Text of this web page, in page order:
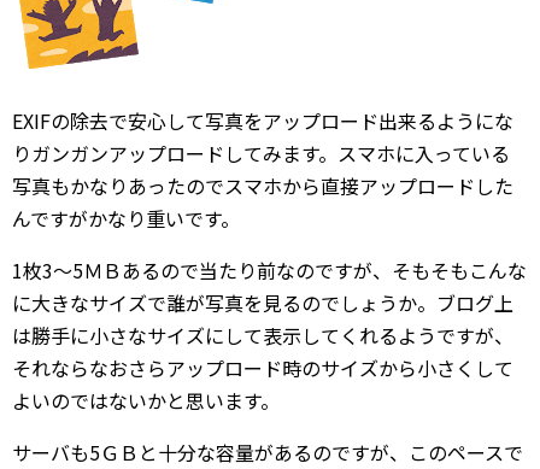
EXIFの除去で安心して写真をアップロード出来るようにな
りガンガンアップロードしてみます。スマホに入っている
写真もかなりあったのでスマホから直接アップロードした
んですがかなり重いです。
1枚3～5ＭＢあるので当たり前なのですが、そもそもこんな
に大きなサイズで誰が写真を見るのでしょうか。ブログ上
は勝手に小さなサイズにして表示してくれるようですが、
それならなおさらアップロード時のサイズから小さくして
よいのではないかと思います。
サーバも5ＧＢと十分な容量があるのですが、このペースで